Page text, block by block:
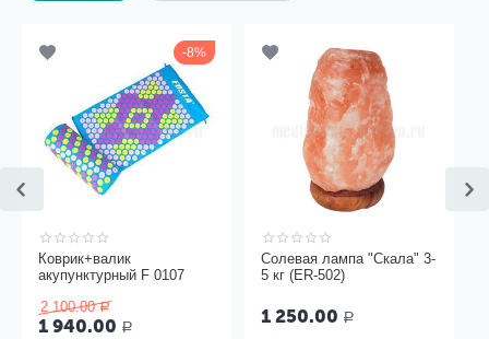
8%
Коврик+валик
акупунктурный F 0107
2 100.00 Р
1 940.00 Р
Солевая лампа "Скала" 3-
5 кг (ER-502)
1 250.00 Р